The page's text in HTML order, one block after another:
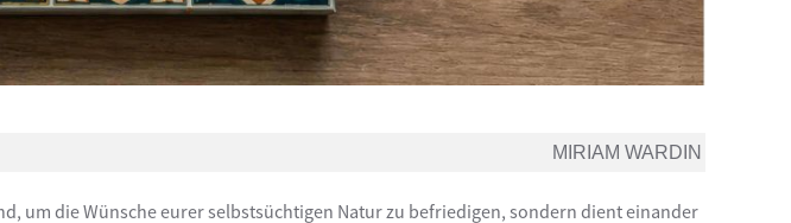
MIRIAM WARDIN
um die Wünsche eurer selbstsüchtigen Natur zu befriedigen, sondern dient einander